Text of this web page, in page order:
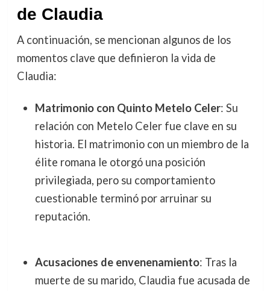
de Claudia
A continuación, se mencionan algunos de los
momentos clave que definieron la vida de
Claudia:
Matrimonio con Quinto Metelo Celer: Su
relación con Metelo Celer fue clave en su
historia. El matrimonio con un miembro de la
élite romana le otorgó una posición
privilegiada, pero su comportamiento
cuestionable terminó por arruinar su
reputación.
Acusaciones de envenenamiento: Tras la
muerte de su marido, Claudia fue acusada de